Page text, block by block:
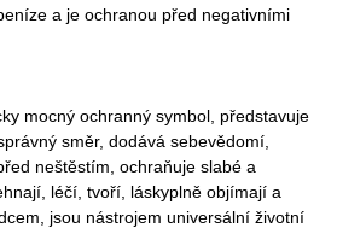
a je ochranou před negativními
mocný ochranný symbol, představuje
směr, dodává sebevědomí,
neštěstím, ochraňuje slabé a
léčí, tvoří, láskyplně objímají a
jsou nástrojem universální životní